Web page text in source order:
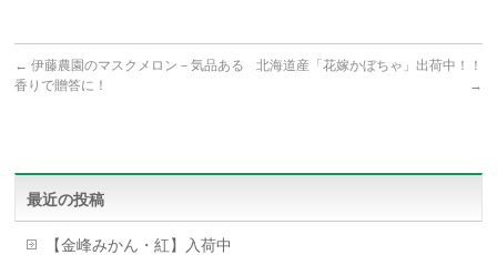
← 伊藤農園のマスクメロン－気品ある
香りで贈答に！
北海道産「花嫁かぼちゃ」出荷中！！
→
最近の投稿
【金峰みかん・紅】入荷中